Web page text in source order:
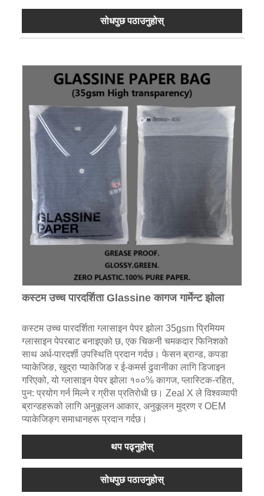
सोधपुछ पठाउनुहोस्
कस्टम उच्च पारदर्शिता Glassine कागज गार्मेन्ट झोला
कस्टम उच्च पारदर्शिता ग्लासाइन पेपर झोला 35gsm प्रिमियम
ग्लासाइन पेपरबाट बनाइएको छ, एक चिकनी चमकदार फिनिशको
साथ अर्ध-पारदर्शी उपस्थिति प्रदान गर्दछ। फेसन ब्रान्ड, कपडा
प्याकेजिङ, खुद्रा प्याकेजिङ र ई-कमर्स ढुवानीका लागि डिजाइन
गरिएको, यो ग्लासाइन पेपर झोला १००% कागज, प्लास्टिक-रहित,
पुन: प्रयोग गर्न मिल्ने र ग्रीस प्रतिरोधी छ। Zeal X ले विश्वव्यापी
ब्रान्डहरूको लागि अनुकूलन आकार, अनुकूलन मुद्रण र OEM
प्याकेजिङ्ग समाधानहरू प्रदान गर्दछ।
थप पढ्नुहोस्
सोधपुछ पठाउनुहोस्